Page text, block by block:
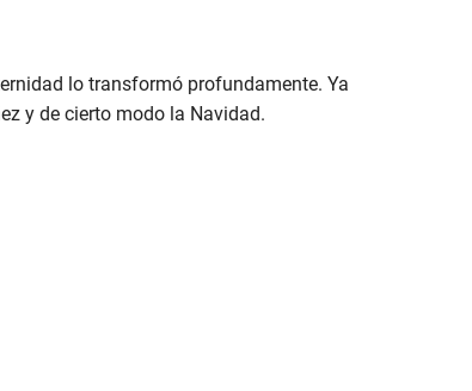
lo transformó profundamente. Ya
y de cierto modo la Navidad.